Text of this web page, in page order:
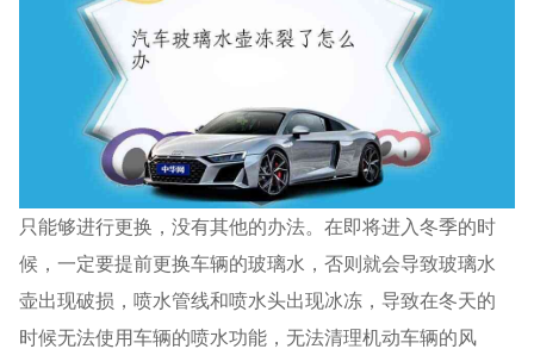
只能够进行更换，没有其他的办法。在即将进入冬季的时
候，一定要提前更换车辆的玻璃水，否则就会导致玻璃水
壶出现破损，喷水管线和喷水头出现冰冻，导致在冬天的
时候无法使用车辆的喷水功能，无法清理机动车辆的风